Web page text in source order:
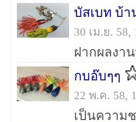
บัสเบท บ้า
30 เม.ย.
ฝากผลงา
กบอ๊บๆๆ
22 พ.ค. 58,